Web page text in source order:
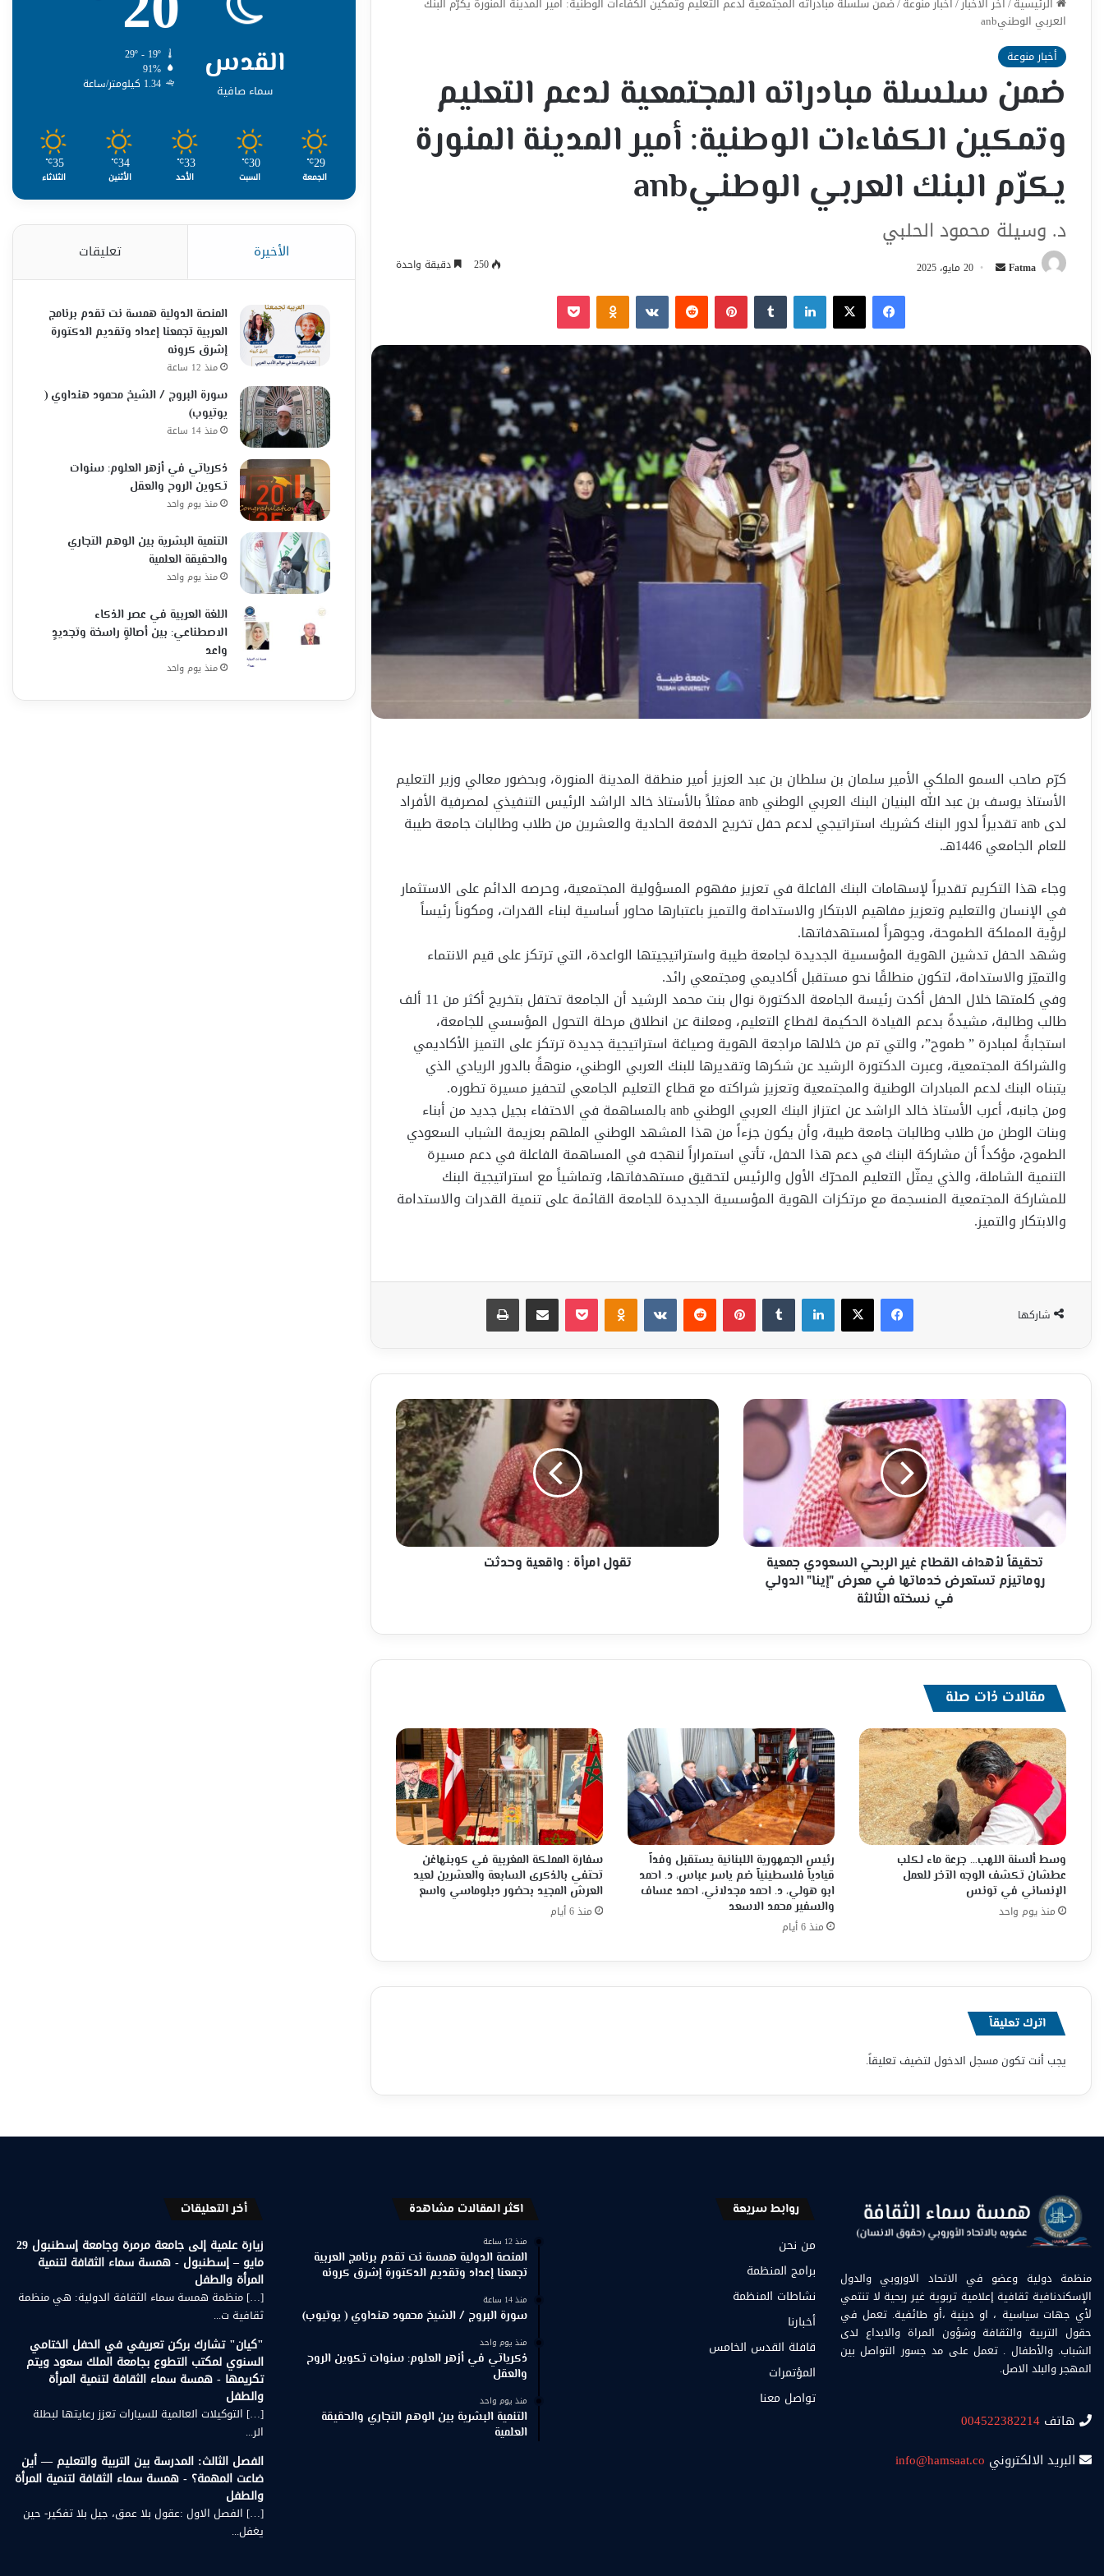
العربي الوطنيanb
أخبار منوعة
ضمن سلسلة مبادراته المجتمعية لدعم التعليم
وتمكين الكفاءات الوطنية: أمير المدينة المنورة
يكرّم البنك العربي الوطنيanb
د. وسيلة محمود الحلبي
Fatma
أرسل 20 مايو، 2025 250 دقيقة واحدة
فيسبوك‫X لينكدإن بينتيريست Odnoklassniki
‫Pocket
كرّم صاحب السمو الملكي الأمير سلمان بن سلطان بن عبد العزيز أمير منطقة المدينة المنورة، وبحضور معالي وزير التعليم
الأستاذ يوسف بن عبد الله البنيان البنك العربي الوطني anb ممثلاً بالأستاذ خالد الراشد الرئيس التنفيذي لمصرفية الأفراد
لدى anb تقديراً لدور البنك كشريك استراتيجي لدعم حفل تخريج الدفعة الحادية والعشرين من طلاب وطالبات جامعة طيبة
للعام الجامعي 1446هـ.
وجاء هذا التكريم تقديراً لإسهامات البنك الفاعلة في تعزيز مفهوم المسؤولية المجتمعية، وحرصه الدائم على الاستثمار
في الإنسان والتعليم وتعزيز مفاهيم الابتكار والاستدامة والتميز باعتبارها محاور أساسية لبناء القدرات، ومكوناً رئيساً
لرؤية المملكة الطموحة، وجوهراً لمستهدفاتها.
وشهد الحفل تدشين الهوية المؤسسية الجديدة لجامعة طيبة واستراتيجيتها الواعدة، التي ترتكز على قيم الانتماء
والتميّز والاستدامة، لتكون منطلقًا نحو مستقبل أكاديمي ومجتمعي رائد.
وفي كلمتها خلال الحفل أكدت رئيسة الجامعة الدكتورة نوال بنت محمد الرشيد أن الجامعة تحتفل بتخريج أكثر من 11 ألف
طالب وطالبة، مشيدةً بدعم القيادة الحكيمة لقطاع التعليم، ومعلنة عن انطلاق مرحلة التحول المؤسسي للجامعة،
استجابةً لمبادرة ” طموح”، والتي تم من خلالها مراجعة الهوية وصياغة استراتيجية جديدة ترتكز على التميز الأكاديمي
والشراكة المجتمعية، وعبرت الدكتورة الرشيد عن شكرها وتقديرها للبنك العربي الوطني، منوهةً بالدور الريادي الذي
يتبناه البنك لدعم المبادرات الوطنية والمجتمعية وتعزيز شراكته مع قطاع التعليم الجامعي لتحفيز مسيرة تطوره.
ومن جانبه، أعرب الأستاذ خالد الراشد عن اعتزاز البنك العربي الوطني anb بالمساهمة في الاحتفاء بجيل جديد من أبناء
وبنات الوطن من طلاب وطالبات جامعة طيبة، وأن يكون جزءاً من هذا المشهد الوطني الملهم بعزيمة الشباب السعودي
الطموح، مؤكداً أن مشاركة البنك في دعم هذا الحفل، تأتي استمراراً لنهجه في المساهمة الفاعلة في دعم مسيرة
التنمية الشاملة، والذي يمثّل التعليم المحرّك الأول والرئيس لتحقيق مستهدفاتها، وتماشياً مع استراتيجية البنك
للمشاركة المجتمعية المنسجمة مع مرتكزات الهوية المؤسسية الجديدة للجامعة القائمة على تنمية القدرات والاستدامة
والابتكار والتميز.
شاركها
فيسبوك‫X لينكدإن بينتيريست Odnoklassniki
‫Pocket مشاركة عبر البريد طباعة
تحقيقاً
لأهداف
القطاع
غير
الربحي
السعودي
جمعية
روماتيزم
تستعرض
خدماتها
الدولي
نسخته
الثالثة
تحقيقاً لأهداف القطاع غير الربحي السعودي جمعية
روماتيزم تستعرض خدماتها في معرض "إينا" الدولي
في نسخته الثالثة
تقول
امرأة
:
وحدثت
تقول امرأة : واقعية وحدثت
مقالات ذات صلة
وسط ألسنة اللهب… جرعة ماء لكلب
عطشان تكشف الوجه الآخر للعمل
الإنساني في تونس
منذ يوم واحد
رئيس الجمهورية اللبنانية يستقبل وفداً
قيادياً فلسطينياً ضم ياسر عباس، د. احمد
ابو هولي، د. احمد مجدلاني، احمد عساف
والسفير محمد الاسعد
منذ 6 أيام
سفارة المملكة المغربية في كوبنهاغن
تحتفي بالذكرى السابعة والعشرين لعيد
العرش المجيد بحضور دبلوماسي واسع
منذ 6 أيام
اترك تعليقاً
يجب أنت تكونمسجل الدخول لتضيف تعليقاً.
القدس
سماء صافية
29º - 19º
91%
1.34 كيلومتر/ساعة
29
℃
الجمعة
30
℃
السبت
33
℃
الأحد
34
℃
الأثنين
35
℃
الثلاثاء
الأخيرة تعليقات
المنصة الدولية همسة نت تقدم برنامج
العربية تجمعنا إعداد وتقديم الدكتورة
إشرق كرونه
منذ 12 ساعة
سورة البروج / الشيخ محمود هنداوي (
يوتيوب)
منذ 14 ساعة
ذكرياتي في أزهر العلوم: سنوات
تكوين الروح والعقل
منذ يوم واحد
التنمية البشرية بين الوهم التجاري
والحقيقة العلمية
منذ يوم واحد
اللغة العربية في عصر الذكاء
الاصطناعي: بين أصالةٍ راسخة وتجديدٍ
واعد
منذ يوم واحد
منظمة دولية وعضو في الاتحاد الاوروبي والدول
الإسكندنافية ثقافية إعلامية تربوية غير ربحية لا تنتمي
لأي جهات سياسية ، او دينية ،أو طائفية. تعمل في
حقول التربية والثقافة وشؤون المراة والابداع لدى
الشباب. والأطفال . تعمل على مد جسور التواصل بين
المهجر والبلد الاصل.
هاتف 004522382214
البريد الالكتروني info@hamsaat.co
روابط سريعة
من نحن
برامج المنظمة
نشاطات المنظمة
أخبارنا
قافلة القدس الخامس
المؤتمرات
تواصل معنا
اكثر المقالات مشاهدة
منذ 12 ساعة
المنصة الدولية همسة نت تقدم برنامج العربية
تجمعنا إعداد وتقديم الدكتورة إشرق كرونه
منذ 14 ساعة
سورة البروج / الشيخ محمود هنداوي ( يوتيوب)
منذ يوم واحد
ذكرياتي في أزهر العلوم: سنوات تكوين الروح
والعقل
منذ يوم واحد
التنمية البشرية بين الوهم التجاري والحقيقة
العلمية
أخر التعليقات
زيارة علمية إلى جامعة مرمرة وجامعة إسطنبول 29
مايو – إسطنبول - همسة سماء الثقافة لتنمية
المرأة والطفل
[…] منظمة همسة سماء الثقافة الدولية: هي منظمة
ثقافية ت...
"كيان" تشارك بركن تعريفي في الحفل الختامي
السنوي لمكتب التطوع بجامعة الملك سعود ويتم
تكريمها - همسة سماء الثقافة لتنمية المرأة
والطفل
[…] التوكيلات العالمية للسيارات تعزز رعايتها لبطلة
الر...
الفصل الثالث: المدرسة بين التربية والتعليم — أين
ضاعت المهمة؟ - همسة سماء الثقافة لتنمية المرأة
والطفل
[…] الفصل الاول :عقول بلا عمق، جيل بلا تفكير- حين
يغفل...